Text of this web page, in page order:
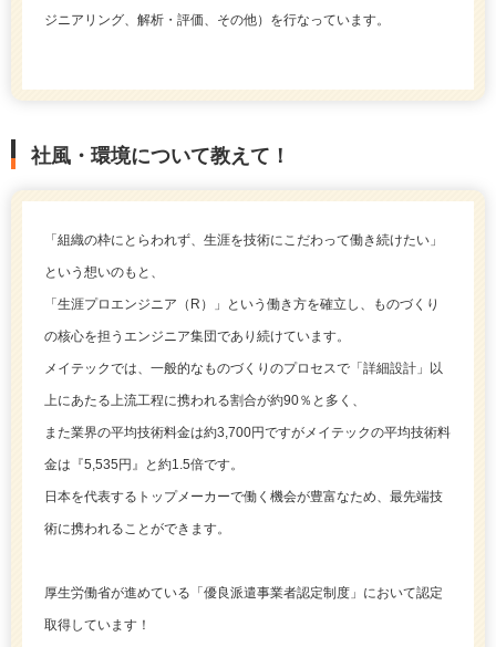
ジニアリング、解析・評価、その他）を行なっています。
社風・環境について教えて！
「組織の枠にとらわれず、生涯を技術にこだわって働き続けたい」
という想いのもと、
「生涯プロエンジニア（R）」という働き方を確立し、ものづくり
の核心を担うエンジニア集団であり続けています。
メイテックでは、一般的なものづくりのプロセスで「詳細設計」以
上にあたる上流工程に携われる割合が約90％と多く、
また業界の平均技術料金は約3,700円ですがメイテックの平均技術料
金は『5,535円』と約1.5倍です。
日本を代表するトップメーカーで働く機会が豊富なため、最先端技
術に携われることができます。
厚生労働省が進めている「優良派遣事業者認定制度」において認定
取得しています！